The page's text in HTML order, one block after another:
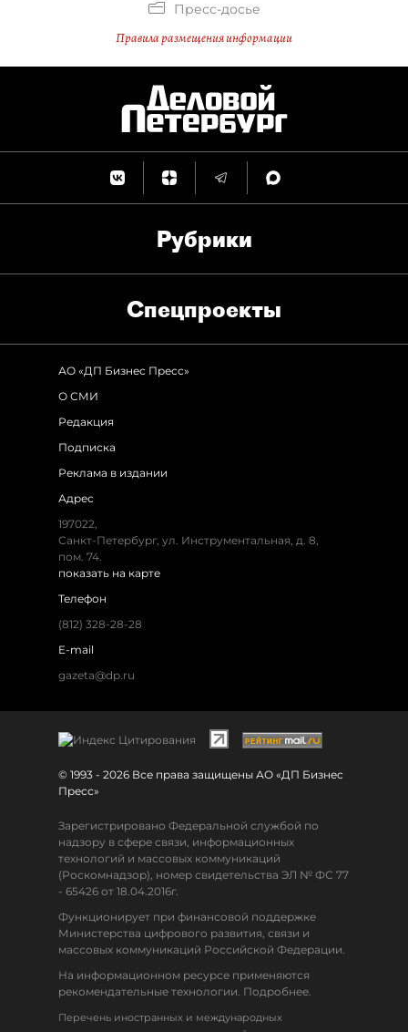
Пресс-досье
Правила размещения информации
Рубрики
Спец­проекты
АО «ДП Бизнес Пресс»
О СМИ
Редакция
Подписка
Реклама в издании
Адрес
197022,
Санкт-Петербург, ул. Инструментальная, д. 8,
пом. 74.
показать на карте
Телефон
(812) 328-28-28
E-mail
gazeta@dp.ru
© 1993 - 2026 Все права защищены АО «ДП Бизнес
Пресс»
Зарегистрировано Федеральной службой по
надзору в сфере связи, информационных
технологий и массовых коммуникаций
(Роскомнадзор), номер свидетельства ЭЛ № ФС 77
- 65426 от 18.04.2016г.
Функционирует при финансовой поддержке
Министерства цифрового развития, связи и
массовых коммуникаций Российской Федерации.
На информационном ресурсе применяются
рекомендательные технологии. Подробнее.
Перечень иностранных и международных